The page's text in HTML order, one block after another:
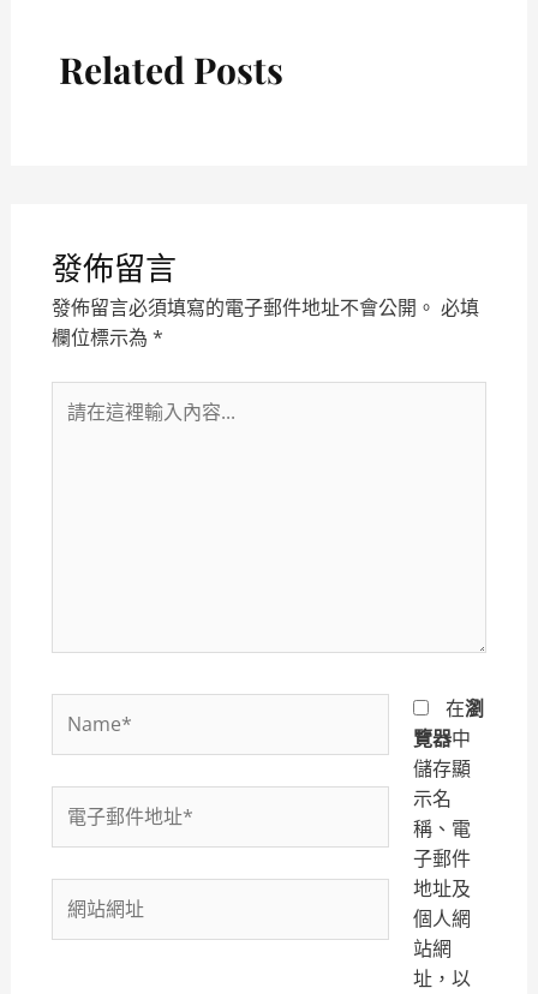
Related Posts
發佈留言
發佈留言必須填寫的電子郵件地址不會公開。 必填
欄位標示為 *
在
件
地
址
站
在瀏
覽器中
儲存顯
示名
稱、電
子郵件
地址及
個人網
站網
址，以